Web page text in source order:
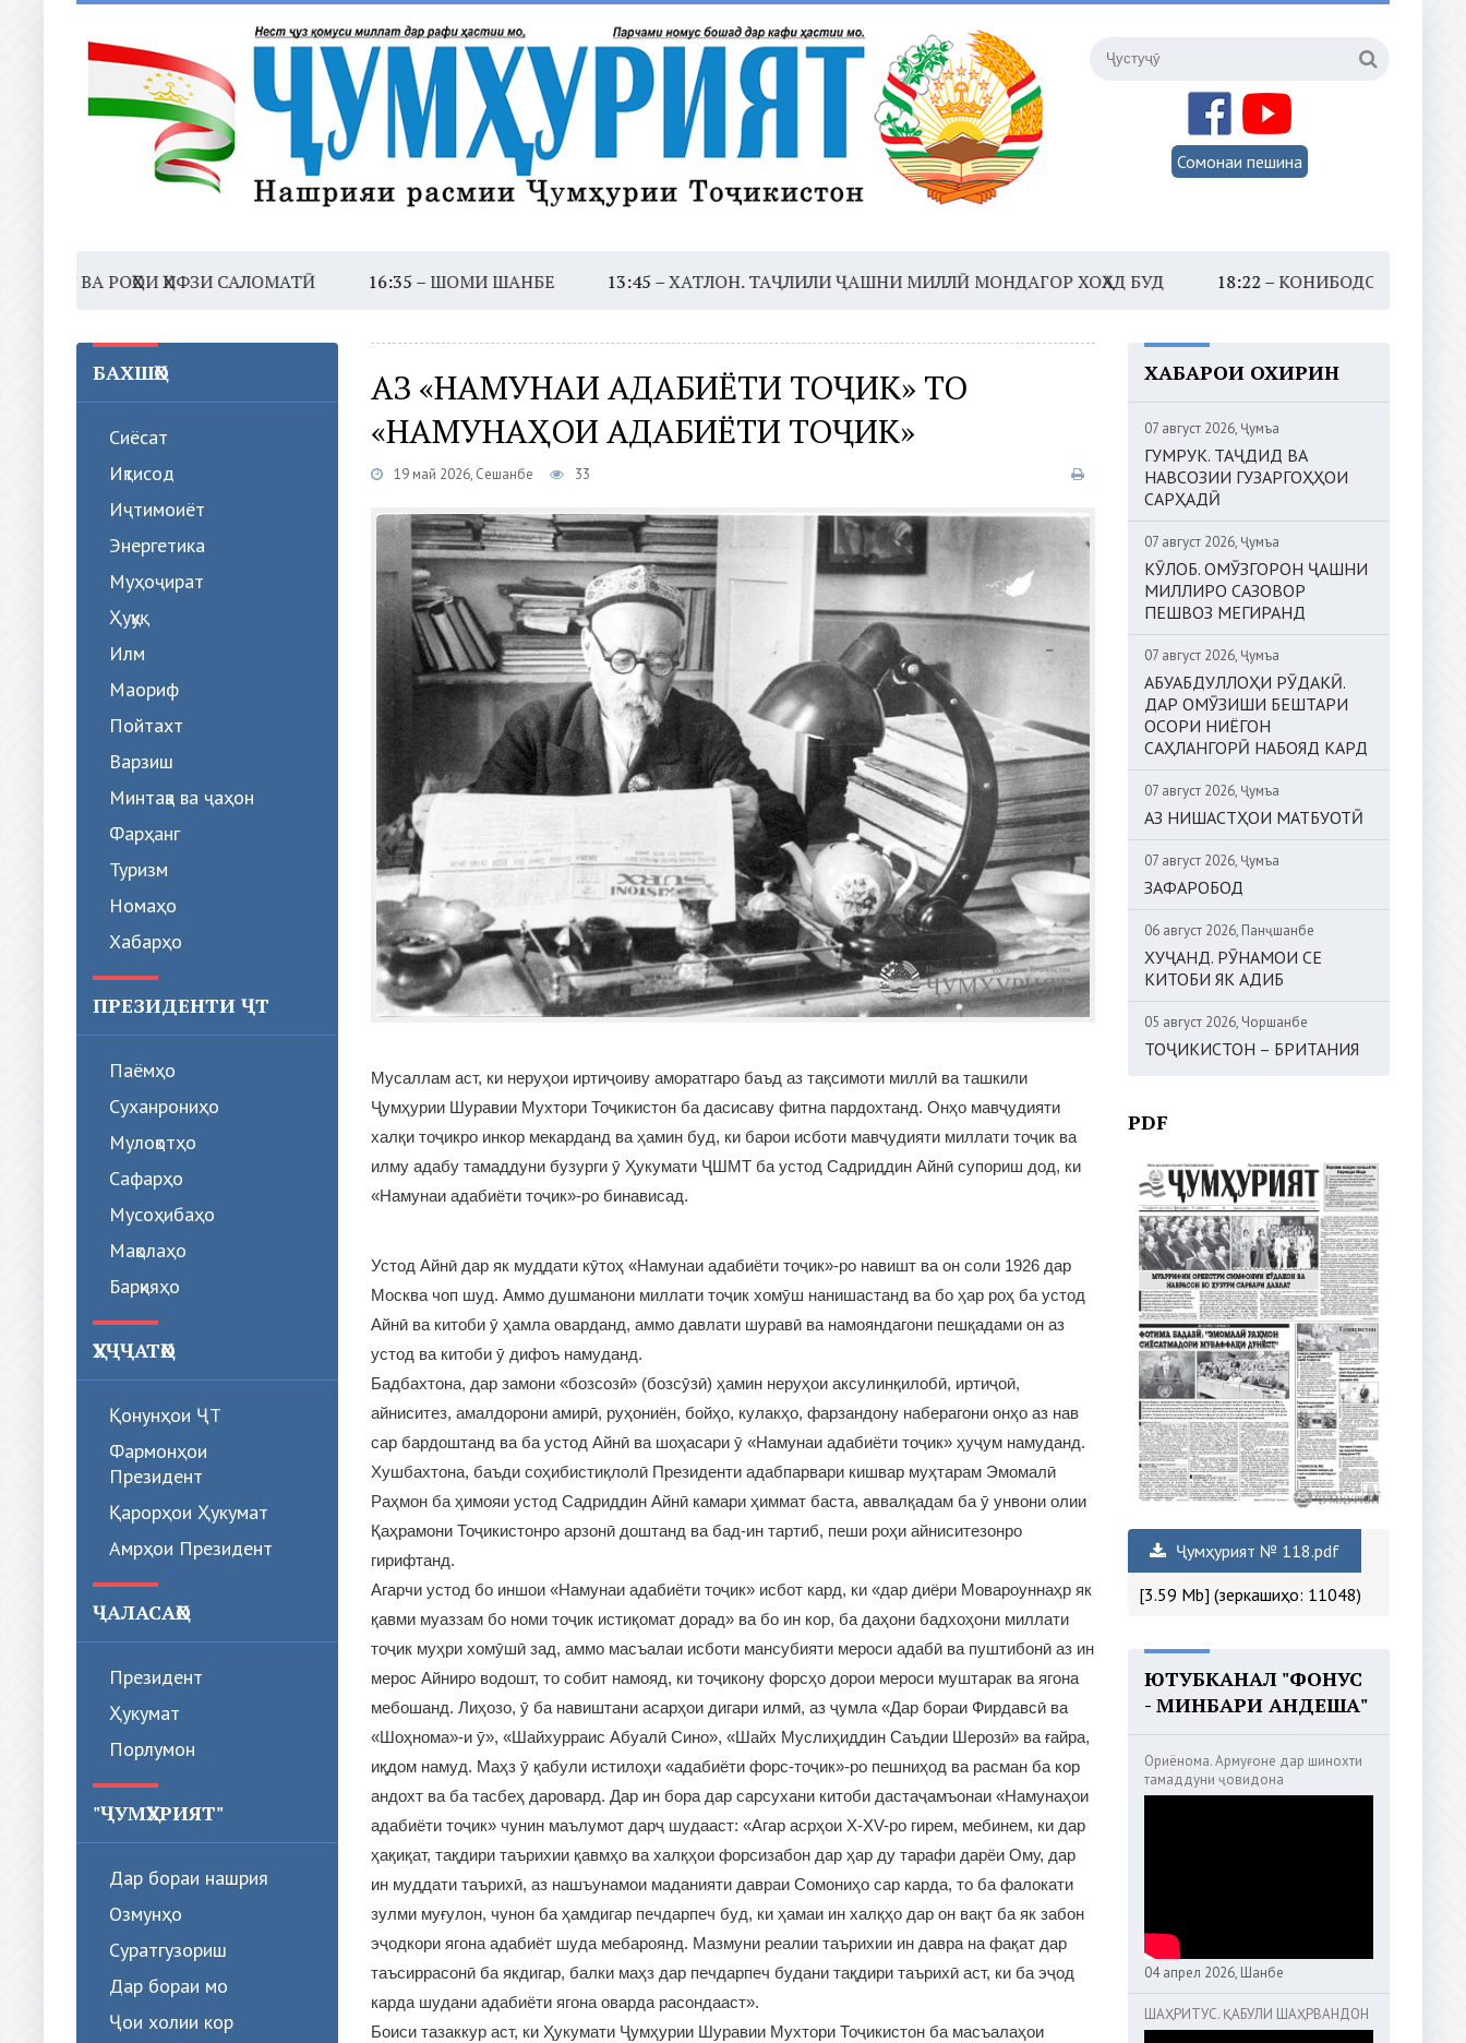
Сомонаи пешина
РОҲҲОИ ҲИФЗИ САЛОМАТӢ16:35 – ШОМИ ШАНБЕ13:45 – ХАТЛОН. ТАҶЛИЛИ ҶАШНИ МИЛЛӢ МОНДАГОР ХОҲАД БУД18:22 – КОНИБОДОМ. КОРГОҲИ
БАХШҲО
Сиёсат
Иқтисод
Иҷтимоиёт
Энергетика
Муҳоҷират
Ҳуқуқ
Илм
Маориф
Пойтахт
Варзиш
Минтақа ва ҷаҳон
Фарҳанг
Туризм
Номаҳо
Хабарҳо
ПРЕЗИДЕНТИ ҶТ
Паёмҳо
Суханрониҳо
Мулоқотҳо
Сафарҳо
Мусоҳибаҳо
Мақолаҳо
Барқияҳо
ҲУҶҶАТҲО
Қонунҳои ҶТ
Фармонҳои
Президент
Қарорҳои Ҳукумат
Амрҳои Президент
ҶАЛАСАҲО
Президент
Ҳукумат
Порлумон
"ҶУМҲУРИЯТ"
Дар бораи нашрия
Озмунҳо
Суратгузориш
Дар бораи мо
Ҷои холии кор
АЗ «НАМУНАИ АДАБИЁТИ ТОҶИК» ТО
«НАМУНАҲОИ АДАБИЁТИ ТОҶИК»
19 май 2026, Сешанбе 33
Мусаллам аст, ки неруҳои иртиҷоиву аморатгаро баъд аз тақсимоти миллӣ ва ташкили
Ҷумҳурии Шуравии Мухтори Тоҷикистон ба дасисаву фитна пардохтанд. Онҳо мавҷудияти
халқи тоҷикро инкор мекарданд ва ҳамин буд, ки барои исботи мавҷудияти миллати тоҷик ва
илму адабу тамаддуни бузурги ӯ Ҳукумати ҶШМТ ба устод Садриддин Айнӣ супориш дод, ки
«Намунаи адабиёти тоҷик»-ро бинависад.
Устод Айнӣ дар як муддати кӯтоҳ «Намунаи адабиёти тоҷик»-ро навишт ва он соли 1926 дар
Москва чоп шуд. Аммо душманони миллати тоҷик хомӯш нанишастанд ва бо ҳар роҳ ба устод
Айнӣ ва китоби ӯ ҳамла оварданд, аммо давлати шуравӣ ва намояндагони пешқадами он аз
устод ва китоби ӯ дифоъ намуданд.
Бадбахтона, дар замони «бозсозӣ» (бозсӯзӣ) ҳамин неруҳои аксулинқилобӣ, иртиҷоӣ,
айниситез, амалдорони амирӣ, руҳониён, бойҳо, кулакҳо, фарзандону наберагони онҳо аз нав
сар бардоштанд ва ба устод Айнӣ ва шоҳасари ӯ «Намунаи адабиёти тоҷик» ҳуҷум намуданд.
Хушбахтона, баъди соҳибистиқлолӣ Президенти адабпарвари кишвар муҳтарам Эмомалӣ
Раҳмон ба ҳимояи устод Садриддин Айнӣ камари ҳиммат баста, аввалқадам ба ӯ унвони олии
Қаҳрамони Тоҷикистонро арзонӣ доштанд ва бад-ин тартиб, пеши роҳи айниситезонро
гирифтанд.
Агарчи устод бо иншои «Намунаи адабиёти тоҷик» исбот кард, ки «дар диёри Мовароуннаҳр як
қавми муаззам бо номи тоҷик истиқомат дорад» ва бо ин кор, ба даҳони бадхоҳони миллати
тоҷик муҳри хомӯшӣ зад, аммо масъалаи исботи мансубияти мероси адабӣ ва пуштибонӣ аз ин
мерос Айниро водошт, то собит намояд, ки тоҷикону форсҳо дорои мероси муштарак ва ягона
мебошанд. Лиҳозо, ӯ ба навиштани асарҳои дигари илмӣ, аз ҷумла «Дар бораи Фирдавсӣ ва
«Шоҳнома»-и ӯ», «Шайхурраис Абуалӣ Сино», «Шайх Муслиҳиддин Саъдии Шерозӣ» ва ғайра,
иқдом намуд. Маҳз ӯ қабули истилоҳи «адабиёти форс-тоҷик»-ро пешниҳод ва расман ба кор
андохт ва ба тасбеҳ даровард. Дар ин бора дар сарсухани китоби дастаҷамъонаи «Намунаҳои
адабиёти тоҷик» чунин маълумот дарҷ шудааст: «Агар асрҳои Х-ХV-ро гирем, мебинем, ки дар
ҳақиқат, тақдири таърихии қавмҳо ва халқҳои форсизабон дар ҳар ду тарафи дарёи Ому, дар
ин муддати таърихӣ, аз нашъунамои маданияти давраи Сомониҳо сар карда, то ба фалокати
зулми муғулон, чунон ба ҳамдигар печдарпеч буд, ки ҳамаи ин халқҳо дар он вақт ба як забон
эҷодкори ягона адабиёт шуда мебароянд. Мазмуни реалии таърихии ин давра на фақат дар
таъсиррасонӣ ба якдигар, балки маҳз дар печдарпеч будани тақдири таърихӣ аст, ки ба эҷод
карда шудани адабиёти ягона оварда расондааст».
Боиси тазаккур аст, ки Ҳукумати Ҷумҳурии Шуравии Мухтори Тоҷикистон ба масъалаҳои
ХАБАРҲОИ ОХИРИН
07 август 2026, Ҷумъа
ГУМРУК. ТАҶДИД ВА
НАВСОЗИИ ГУЗАРГОҲҲОИ
САРҲАДӢ
07 август 2026, Ҷумъа
КӮЛОБ. ОМӮЗГОРОН ҶАШНИ
МИЛЛИРО САЗОВОР
ПЕШВОЗ МЕГИРАНД
07 август 2026, Ҷумъа
АБУАБДУЛЛОҲИ РӮДАКӢ.
ДАР ОМӮЗИШИ БЕШТАРИ
ОСОРИ НИЁГОН
САҲЛАНГОРӢ НАБОЯД КАРД
07 август 2026, Ҷумъа
АЗ НИШАСТҲОИ МАТБУОТӢ
07 август 2026, Ҷумъа
ЗАФАРОБОД
06 август 2026, Панҷшанбе
ХУҶАНД. РӮНАМОИ СЕ
КИТОБИ ЯК АДИБ
05 август 2026, Чоршанбе
ТОҶИКИСТОН – БРИТАНИЯ
PDF
Ҷумҳурият № 118.pdf
[3.59 Mb] (зеркашиҳо: 11048)
ЮТУБКАНАЛ "ФОНУС
- МИНБАРИ АНДЕША"
Ориёнома. Армуғоне дар шинохти
тамаддуни ҷовидона
04 апрел 2026, Шанбе
ШАҲРИТУС. ҚАБУЛИ ШАҲРВАНДОН